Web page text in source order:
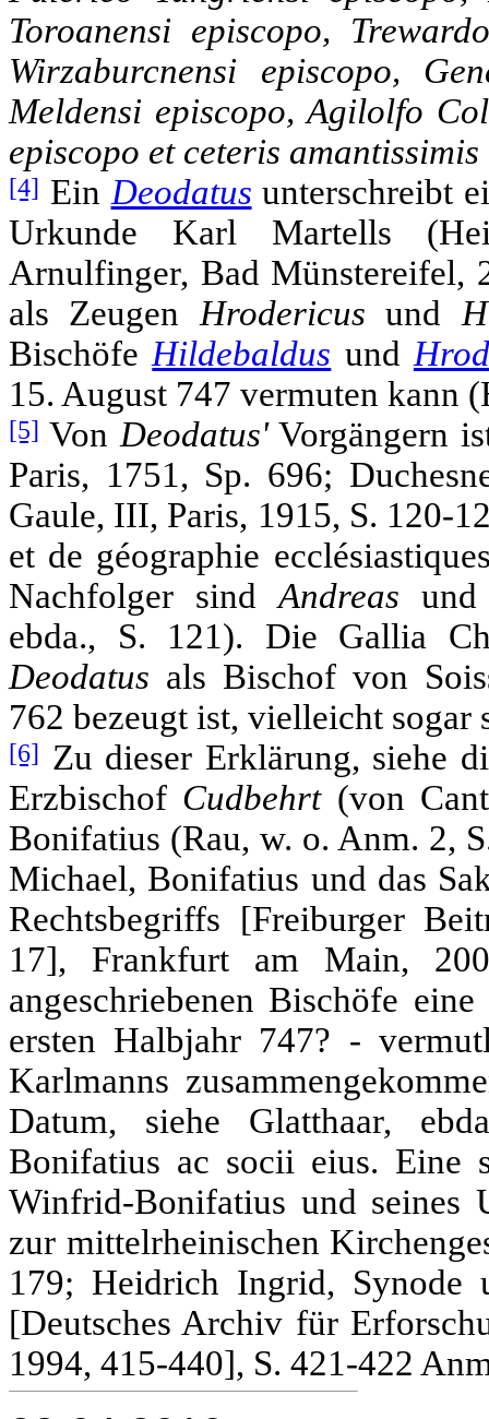
Toroanensi episcopo,
Wirzaburcnensi episcopo,
Meldensi episcopo, Agilolfo
episcopo et ceteris
[4] Ein Deodatus unterschreibt
Urkunde Karl Martells
Arnulfinger, Bad Münstereifel,
als Zeugen Hrodericusund
Bischöfe Hildebaldus und
15. August 747 vermuten kann
[5] Von Deodatus'Vorgängern
Paris, 1751, Sp. 696;
Gaule, III, Paris, 1915, S. 120-
et de géographie
Nachfolger sindAndreas
ebda., S. 121). Die Gallia
Deodatus als Bischof von
762 bezeugt ist, vielleicht sogar
[6] Zu dieser Erklärung, siehe
Erzbischof Cudbehrt (von
Bonifatius (Rau, w. o. Anm. 2,
Michael, Bonifatius und das
Rechtsbegriffs [Freiburger
17], Frankfurt am Main,
angeschriebenen Bischöfe
ersten Halbjahr 747? -
Karlmanns
Datum, siehe Glatthaar,
Bonifatius ac socii eius. Eine
Winfrid-Bonifatius und seines
zur mittelrheinischen
179; Heidrich Ingrid,
[Deutsches Archiv für
1994, 415-440], S. 421-422